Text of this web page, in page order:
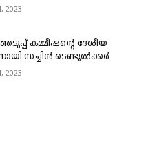
2023
കമ്മീഷന്റെ ദേശീയ
സച്ചിൻ ടെ​ണ്ടു​ൽ​ക്കർ
2023